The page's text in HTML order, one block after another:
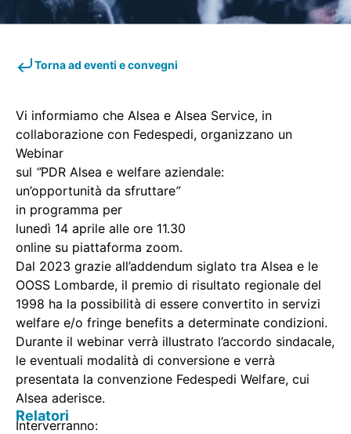
Torna ad eventi e convegni
Vi informiamo che Alsea e Alsea Service, in
collaborazione con Fedespedi, organizzano un
Webinar
sul “PDR Alsea e welfare aziendale:
un’opportunità da sfruttare”
in programma per
lunedì 14 aprile alle ore 11.30
online su piattaforma zoom.
Dal 2023 grazie all’addendum siglato tra Alsea e le
OOSS Lombarde, il premio di risultato regionale del
1998 ha la possibilità di essere convertito in servizi
welfare e/o fringe benefits a determinate condizioni.
Durante il webinar verrà illustrato l’accordo sindacale,
le eventuali modalità di conversione e verrà
presentata la convenzione Fedespedi Welfare, cui
Alsea aderisce.
Relatori
Interverranno: